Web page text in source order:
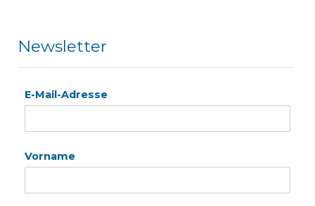
Newsletter
E-Mail-Adresse
Vorname